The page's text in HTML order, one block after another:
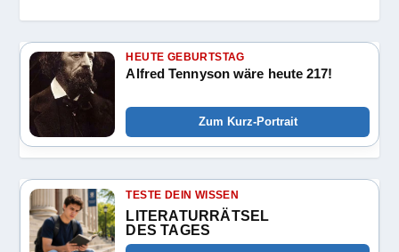
HEUTE GEBURTSTAG
Alfred Tennyson wäre heute 217!
Zum Kurz-Portrait
TESTE DEIN WISSEN
LITERATURRÄTSEL
DES TAGES